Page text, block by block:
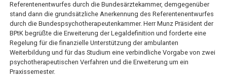
Referentenentwurfes durch die Bundesärztekammer, demgegenüber
stand dann die grundsätzliche Anerkennung des Referentenentwurfes
durch die Bundespsychotherapeutenkammer. Herr Munz Präsident der
BPtK begrüßte die Erweiterung der Legaldefinition und forderte eine
Regelung für die finanzielle Unterstützung der ambulanten
Weiterbildung und für das Studium eine verbindliche Vorgabe von zwei
psychotherapeutischen Verfahren und die Erweiterung um ein
Praxissemester.